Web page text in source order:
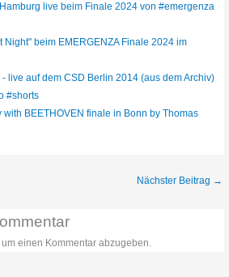
live beim Finale 2024 von #emergenza
Night" beim EMERGENZA Finale 2024 im
- live auf dem CSD Berlin 2014 (aus dem Archiv)
#shorts
BEETHOVEN finale in Bonn by Thomas
Nächster Beitrag →
einen Kommentar abzugeben.